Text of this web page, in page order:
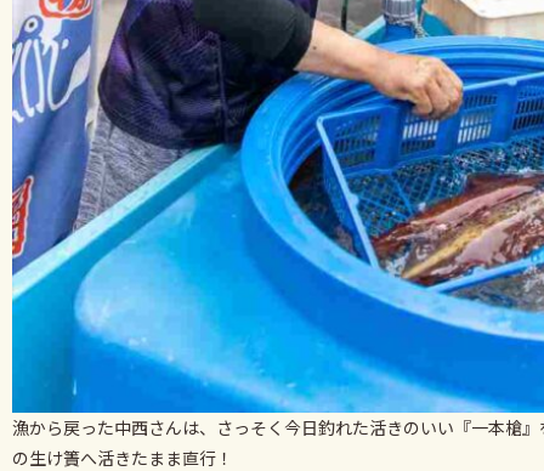
漁から戻った中西さんは、さっそく今日釣れた活きのいい『一本槍
の生け簀へ活きたまま直行！